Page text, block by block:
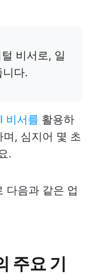
비서로, 일
니다.
비서를 활용하
며, 심지어 몇 초
.
다음과 같은 업
주요 기